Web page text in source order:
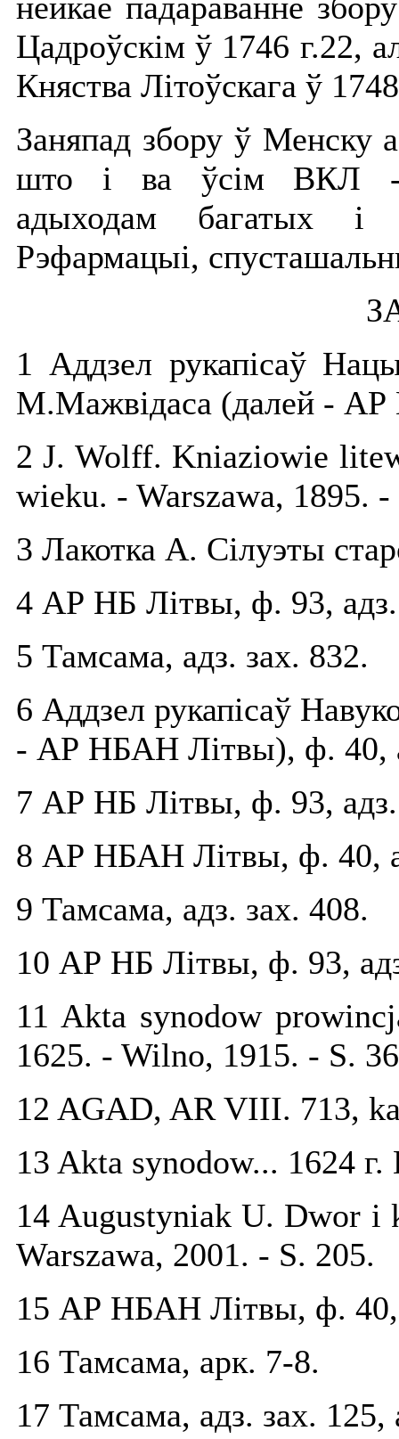
Цадроўскім ў 1746 г.22,
Княства Літоўскага ў
Заняпад збору ў Менску
што і ва ўсім ВКЛ -
адыходам багатых і
Рэфармацыі,
1 Аддзел рукапісаў
М.Мажвідаса (далей - АР
2 J. Wolff. Kniaziowie
wieku. - Warszawa, 1895. -
3 Лакотка А. Сілуэты
4 АР НБ Літвы, ф. 93, адз.
5 Тамcама, адз. зах. 832.
6 Аддзел рукапісаў
- АР НБАН Літвы), ф. 40,
7 АР НБ Літвы, ф. 93, адз.
8 АР НБАН Літвы, ф. 40,
9 Тамсама, адз. зах. 408.
10 АР НБ Літвы, ф. 93,
11 Akta synodow
1625. - Wilno, 1915. - S.
12 AGAD, AR VIII. 713,
13 Akta synodow... 1624
14 Augustyniak U. Dwor
Warszawa, 2001. - S. 205.
15 АР НБАН Літвы, ф. 40,
16 Тамсама, арк. 7-8.
17 Тамсама, адз. зах. 125,